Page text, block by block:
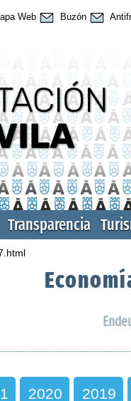
Web Buzón
Transparencia
2020 2019